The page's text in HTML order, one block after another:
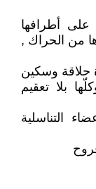
أطرافها
من الحراك ,
حلاقة وسكين
بلا تعقيم
التناسلية